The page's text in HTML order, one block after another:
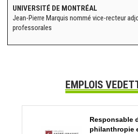
UNIVERSITÉ DE MONTRÉAL
Jean-Pierre Marquis nommé vice-recteur
professorales
EMPLOIS
Responsable
philanthropie